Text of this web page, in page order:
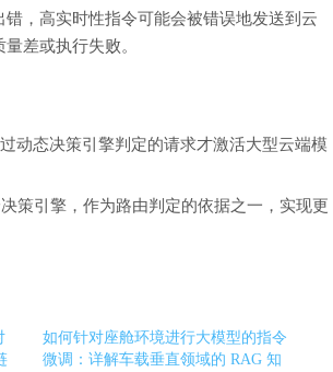
错，高实时性指令可能会被错误地发送到云
差或执行失败。
动态决策引擎判定的请求才激活大型云端模
策引擎，作为路由判定的依据之一，实现更
如何针对座舱环境进行大模型的指令
微调：详解车载垂直领域的 RAG 知